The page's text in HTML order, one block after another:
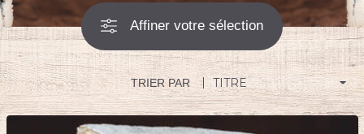
Affiner votre sélection
TRIER PAR